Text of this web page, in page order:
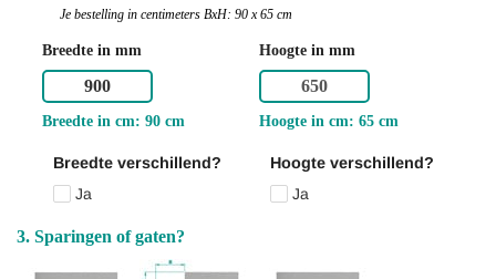
Je bestelling in centimeters BxH: 90 x 65 cm
Breedte in mm
Breedte in cm: 90 cm
Breedte verschillend?
Ja
Hoogte in mm
Hoogte in cm: 65 cm
Hoogte verschillend?
Ja
3. Sparingen of gaten?